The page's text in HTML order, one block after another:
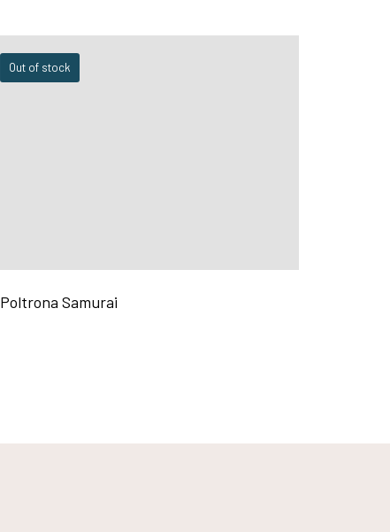
Out of stock
Poltrona Samurai